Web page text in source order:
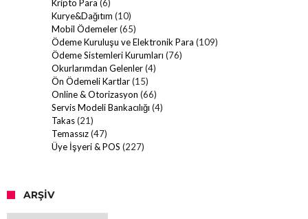
Kripto Para (6)
Kurye&Dağıtım (10)
Mobil Ödemeler(65)
Ödeme Kuruluşu ve Elektronik Para (109)
Ödeme Sistemleri Kurumları (76)
Okurlarımdan Gelenler(4)
Ön Ödemeli Kartlar(15)
Online & Otorizasyon (66)
Servis Modeli Bankacılığı (4)
Takas(21)
Temassız(47)
Üye İşyeri & POS (227)
ARŞIV